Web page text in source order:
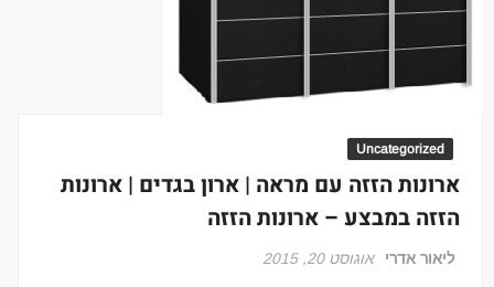
Uncategorized
ארונות הזזה עם מראה | ארון בגדים | ארונות
הזזה במבצע – ארונות הזזה
ליאור אדרי אוגוסט 20, 2015